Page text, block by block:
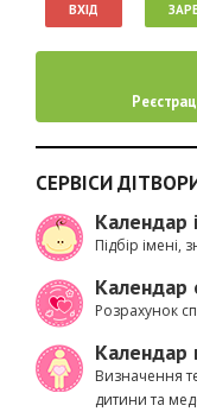
ВХІД
СЕРВІСИ
Календар
Підбір імені,
Календар
Розрахунок
Календар
Визначення
дитини та